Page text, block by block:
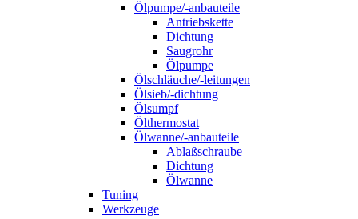
Ölpumpe/-anbauteile
Antriebskette
Dichtung
Saugrohr
Ölpumpe
Ölschläuche/-leitungen
Ölsieb/-dichtung
Ölsumpf
Ölthermostat
Ölwanne/-anbauteile
Ablaßschraube
Dichtung
Ölwanne
Tuning
Werkzeuge